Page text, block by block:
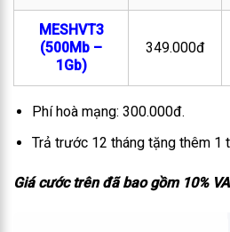
MESHVT3
(500Mb –
1Gb)
349.000đ
Phí hoà mạng: 300.000đ.
Trả trước 12 tháng tặng thêm 1
Giá cước trên đã bao gồm 10%